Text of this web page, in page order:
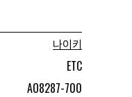
나이키
ETC
AO8287-700